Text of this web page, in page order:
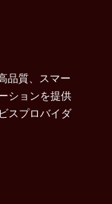
品質、スマー
ションを提供
スプロバイダ